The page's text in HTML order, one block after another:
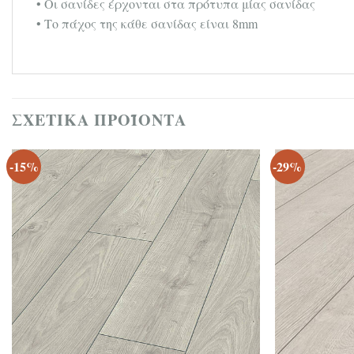
• Οι σανίδες έρχονται στα πρότυπα μίας σανίδας
• Το πάχος της κάθε σανίδας είναι 8mm
ΣΧΕΤΙΚΆ ΠΡΟΪΌΝΤΑ
-15% -29%